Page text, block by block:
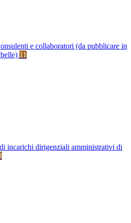
e collaboratori (da pubblicare in
11
incarichi dirigenziali amministrativi di